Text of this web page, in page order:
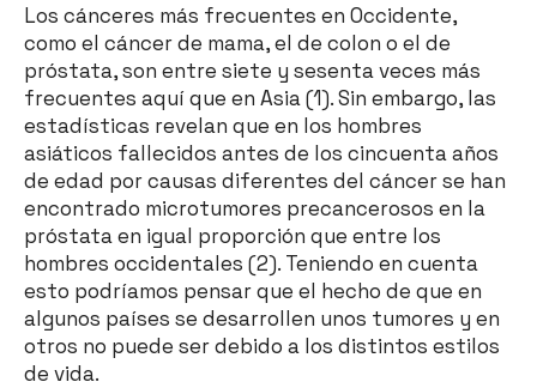
Los cánceres más frecuentes en Occidente,
como el cáncer de mama, el de colon o el de
próstata, son entre siete y sesenta veces más
frecuentes aquí que en Asia (1). Sin embargo, las
estadísticas revelan que en los hombres
asiáticos fallecidos antes de los cincuenta años
de edad por causas diferentes del cáncer se han
encontrado microtumores precancerosos en la
próstata en igual proporción que entre los
hombres occidentales (2). Teniendo en cuenta
esto podríamos pensar que el hecho de que en
algunos países se desarrollen unos tumores y en
otros no puede ser debido a los distintos estilos
de vida.